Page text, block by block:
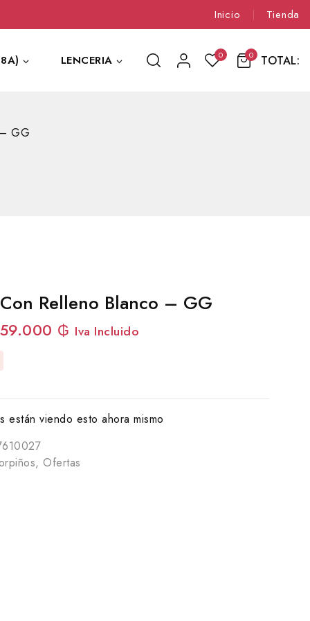
Inicio Tienda
LENCERIA 0 0 TOTAL:
GG
Relleno Blanco – GG
59.000 ₲ Iva Incluido
están viendo esto ahora mismo
, Ofertas